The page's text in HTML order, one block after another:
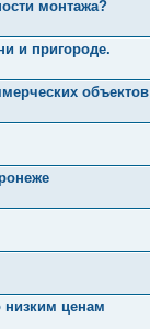
монтажа?
и пригороде.
объектов
низким ценам